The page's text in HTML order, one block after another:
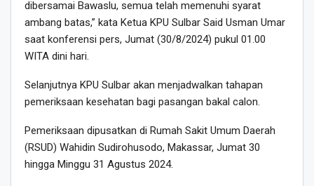
dibersamai Bawaslu, semua telah memenuhi syarat
ambang batas,” kata Ketua KPU Sulbar Said Usman Umar
saat konferensi pers, Jumat (30/8/2024) pukul 01.00
WITA dini hari.
Selanjutnya KPU Sulbar akan menjadwalkan tahapan
pemeriksaan kesehatan bagi pasangan bakal calon.
Pemeriksaan dipusatkan di Rumah Sakit Umum Daerah
(RSUD) Wahidin Sudirohusodo, Makassar, Jumat 30
hingga Minggu 31 Agustus 2024.